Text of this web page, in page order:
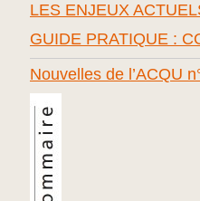
LES ENJEUX
GUIDE PRATIQUE :
Nouvelles de l’ACQU